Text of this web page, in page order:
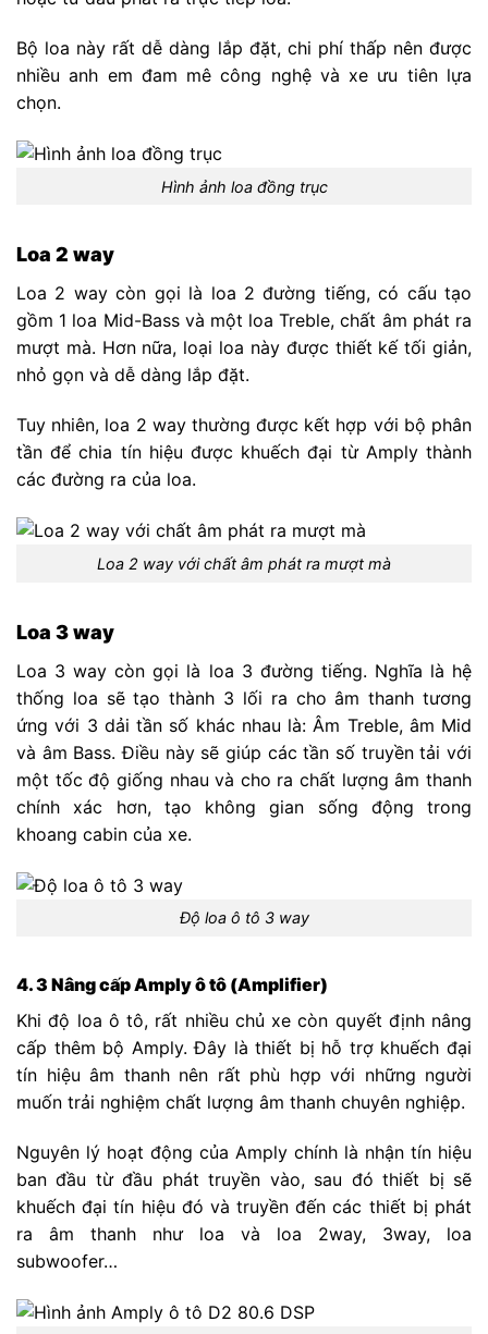
Bộ loa này rất dễ dàng lắp đặt, chi phí thấp nên được
nhiều anh em đam mê công nghệ và xe ưu tiên lựa
chọn.
Hình ảnh loa đồng trục
Loa 2 way
Loa 2 way còn gọi là loa 2 đường tiếng, có cấu tạo
gồm 1 loa Mid-Bass và một loa Treble, chất âm phát ra
mượt mà. Hơn nữa, loại loa này được thiết kế tối giản,
nhỏ gọn và dễ dàng lắp đặt.
Tuy nhiên, loa 2 way thường được kết hợp với bộ phân
tần để chia tín hiệu được khuếch đại từ Amply thành
các đường ra của loa.
Loa 2 way với chất âm phát ra mượt mà
Loa 3 way
Loa 3 way còn gọi là loa 3 đường tiếng. Nghĩa là hệ
thống loa sẽ tạo thành 3 lối ra cho âm thanh tương
ứng với 3 dải tần số khác nhau là: Âm Treble, âm Mid
và âm Bass. Điều này sẽ giúp các tần số truyền tải với
một tốc độ giống nhau và cho ra chất lượng âm thanh
chính xác hơn, tạo không gian sống động trong
khoang cabin của xe.
Độ loa ô tô 3 way
4. 3 Nâng cấp Amply ô tô (Amplifier)
Khi độ loa ô tô, rất nhiều chủ xe còn quyết định nâng
cấp thêm bộ Amply. Đây là thiết bị hỗ trợ khuếch đại
tín hiệu âm thanh nên rất phù hợp với những người
muốn trải nghiệm chất lượng âm thanh chuyên nghiệp.
Nguyên lý hoạt động của Amply chính là nhận tín hiệu
ban đầu từ đầu phát truyền vào, sau đó thiết bị sẽ
khuếch đại tín hiệu đó và truyền đến các thiết bị phát
ra âm thanh như loa và loa 2way, 3way, loa
subwoofer…